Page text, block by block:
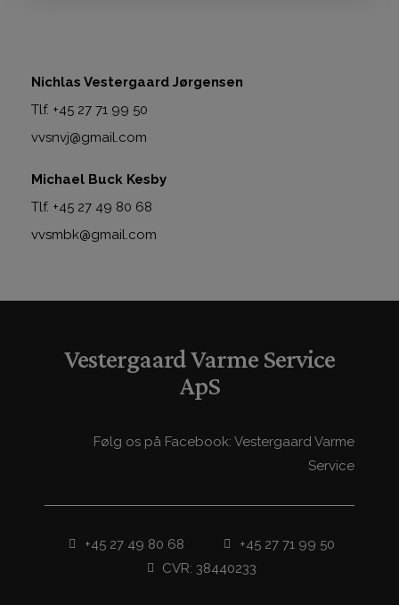
Nichlas Vestergaard Jørgensen
Tlf. +45 27 71 99 50
vvsnvj@gmail.com
Michael Buck Kesby
Tlf. +45 27 49 80 68
vvsmbk@gmail.com
Vestergaard Varme Service
ApS
Følg os på Facebook: Vestergaard Varme
Service
+45 27 49 80 68
+45 27 71 99 50
CVR: 38440233